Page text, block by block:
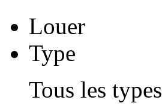
Louer
Type
Tous les types